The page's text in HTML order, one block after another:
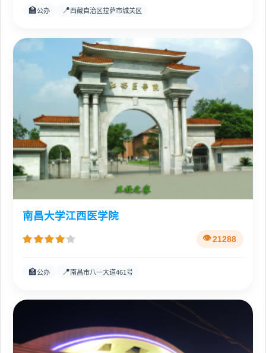
🏫公办 📍西藏自治区拉萨市城关区
南昌大学江西医学院
21288
🏫公办 📍南昌市八一大道461号